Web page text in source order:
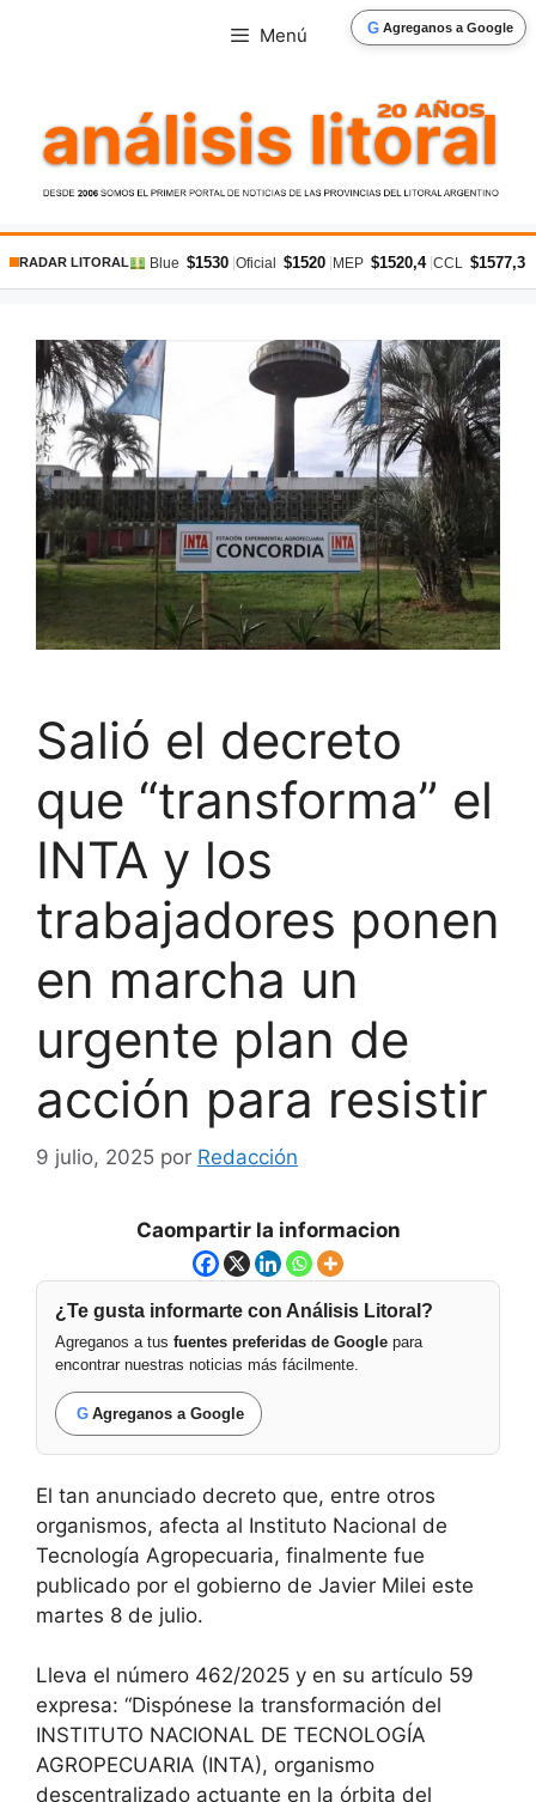
G Agreganos a Google
Menú
RADAR LITORAL Blue $1530 Oficial $1520 MEP $1520,4 CCL $1577,3
Salió el decreto
que “transforma” el
INTA y los
trabajadores ponen
en marcha un
urgente plan de
acción para resistir
9 julio, 2025 por Redacción
Caompartir la informacion
¿Te gusta informarte con Análisis Litoral?
Agreganos a tus fuentes preferidas de Google para
encontrar nuestras noticias más fácilmente.
G Agreganos a Google
El tan anunciado decreto que, entre otros
organismos, afecta al Instituto Nacional de
Tecnología Agropecuaria, finalmente fue
publicado por el gobierno de Javier Milei este
martes 8 de julio.
Lleva el número 462/2025 y en su artículo 59
expresa: “Dispónese la transformación del
INSTITUTO NACIONAL DE TECNOLOGÍA
AGROPECUARIA (INTA), organismo
descentralizado actuante en la órbita del